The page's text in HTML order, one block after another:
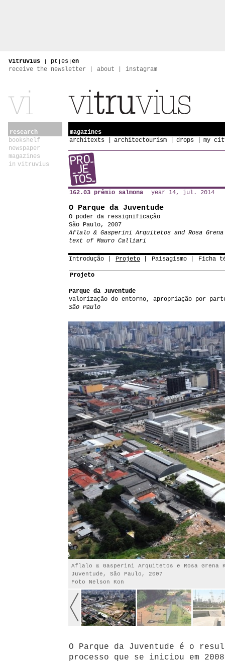
vitruvius | pt | es | en
receive the newsletter
about instagram
research
bookshelf
newspaper
magazines
in vitruvius
magazines
architexts
architectourism drops my
162.03 prêmio salmona year 14, jul. 2014
O Parque da Juventude
O poder da ressignificação
São Paulo, 2007
Aflalo & Gasperini Arquitetos and Rosa
text of Mauro Calliari
Introdução Projeto Paisagismo Ficha
Projeto
Parque da Juventude
Valorização do entorno, apropriação por parte
São Paulo
Aflalo & Gasperini Arquitetos e Rosa Grena
Juventude, São Paulo, 2007
Foto Nelson Kon
O Parque da Juventude é o
processo que se iniciou em